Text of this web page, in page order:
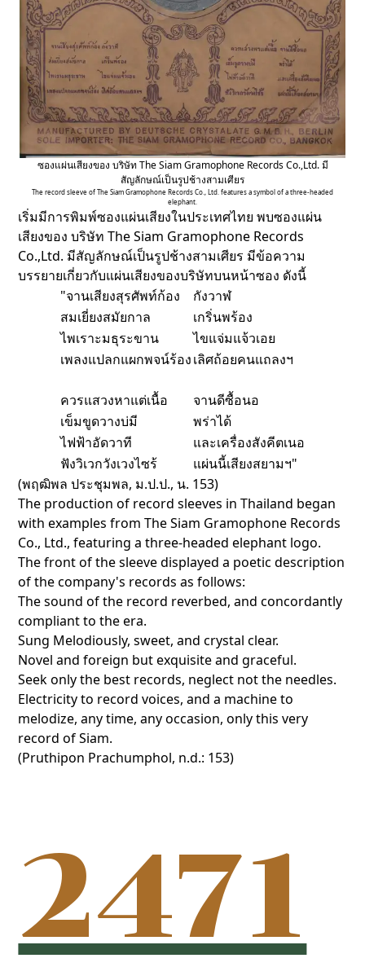
ซองแผ่นเสียงของ บริษัท The Siam Gramophone Records Co.,Ltd. มี
สัญลักษณ์เป็นรูปช้างสามเศียร
The record sleeve of The Siam Gramophone Records Co., Ltd. features a symbol of a three-headed
elephant.
เริ่มมีการพิมพ์ซองแผ่นเสียงในประเทศไทย พบซองแผ่น
เสียงของ บริษัท The Siam Gramophone Records
Co.,Ltd. มีสัญลักษณ์เป็นรูปช้างสามเศียร มีข้อความ
บรรยายเกี่ยวกับแผ่นเสียงของบริษัทบนหน้าซอง ดังนี้
"จานเสียงสุรศัพท์ก้อง
กังวาฬ
สมเยี่ยงสมัยกาล
เกริ่นพร้อง
ไพเราะมธุระขาน
ไขแจ่มแจ้วเอย
เพลงแปลกแผกพจน์ร้องเลิศถ้อยคนแถลงฯ
ควรแสวงหาแต่เนื้อ
จานดีซื้อนอ
เข็มขูดวางบ่มี
พร่าได้
ไฟฟ้าอัดวาที
และเครื่องสังคีตเนอ
ฟังวิเวกวังเวงไซร้
แผ่นนี้เสียงสยามฯ"
(พฤฒิพล ประชุมพล, ม.ป.ป., น. 153)
The production of record sleeves in Thailand began
with examples from The Siam Gramophone Records
Co., Ltd., featuring a three-headed elephant logo.
The front of the sleeve displayed a poetic description
of the company's records as follows:
The sound of the record reverbed, and concordantly
compliant to the era.
Sung Melodiously, sweet, and crystal clear.
Novel and foreign but exquisite and graceful.
Seek only the best records, neglect not the needles.
Electricity to record voices, and a machine to
melodize, any time, any occasion, only this very
record of Siam.
(Pruthipon Prachumphol, n.d.: 153)
2471